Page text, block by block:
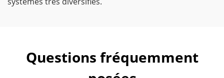
Questions fréquemment